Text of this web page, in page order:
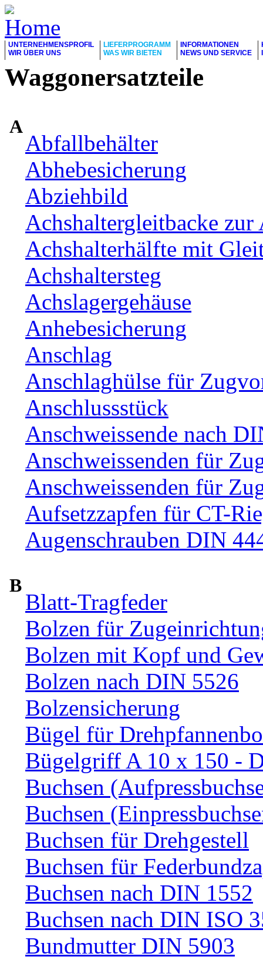
UNTERNEHMENSPROFIL
WIR ÜBER UNS
LIEFERPROGRAMM
WAS WIR BIETEN
INFORMATIONEN
NEWS UND SERVICE
Waggonersatzteile
A
Abfallbehälter
Abhebesicherung
Abziehbild
Achshaltergleitbacke zur
Achshalterhälfte mit
Achshaltersteg
Achslagergehäuse
Anhebesicherung
Anschlag
Anschlaghülse für
Anschlussstück
Anschweissende nach
Anschweissenden für
Anschweissenden für
Aufsetzzapfen für CT-
Augenschrauben DIN
B
Blatt-Tragfeder
Bolzen für
Bolzen mit Kopf und
Bolzen nach DIN 5526
Bolzensicherung
Bügel für
Bügelgriff A 10 x 150 -
Buchsen
Buchsen
Buchsen für Drehgestell
Buchsen für
Buchsen nach DIN 1552
Buchsen nach DIN ISO
Bundmutter DIN 5903